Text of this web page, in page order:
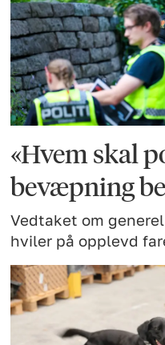
«Hvem skal
bevæpning
Vedtaket om
hviler på opplevd